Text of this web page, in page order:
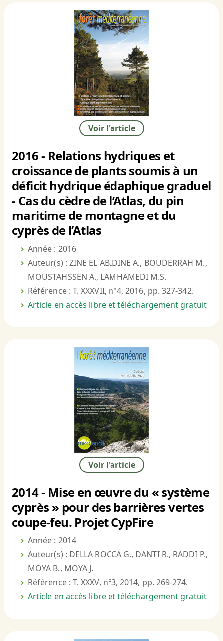
Voir l'article
2016 - Relations hydriques et
croissance de plants soumis à un
déficit hydrique édaphique graduel
- Cas du cèdre de l’Atlas, du pin
maritime de montagne et du
cyprès de l’Atlas
Année : 2016
Auteur(s) : ZINE EL ABIDINE A., BOUDERRAH M.,
MOUSTAHSSEN A., LAMHAMEDI M.S.
Référence : T. XXXVII, n°4, 2016, pp. 327-342.
Article en accès libre et téléchargement gratuit
Voir l'article
2014 - Mise en œuvre du « système
cyprès » pour des barrières vertes
coupe-feu. Projet CypFire
Année : 2014
Auteur(s) : DELLA ROCCA G., DANTI R., RADDI P.,
MOYA B., MOYA J.
Référence : T. XXXV, n°3, 2014, pp. 269-274.
Article en accès libre et téléchargement gratuit